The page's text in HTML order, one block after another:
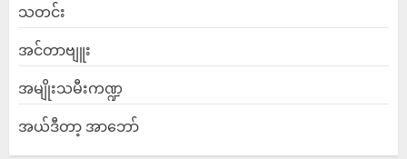
သတင်း
အင်တာဗျူး
အမျိုးသမီးကဏ္ဍ
အယ်ဒီတာ့ အာဘော်